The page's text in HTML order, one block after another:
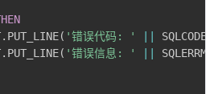
. PUT_LINE( '错误代码: ' SQLCODE
. PUT_LINE( '错误信息: ' SQLERRM